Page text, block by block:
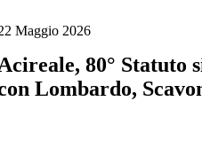
Maggio 2026
80° Statuto
Lombardo,